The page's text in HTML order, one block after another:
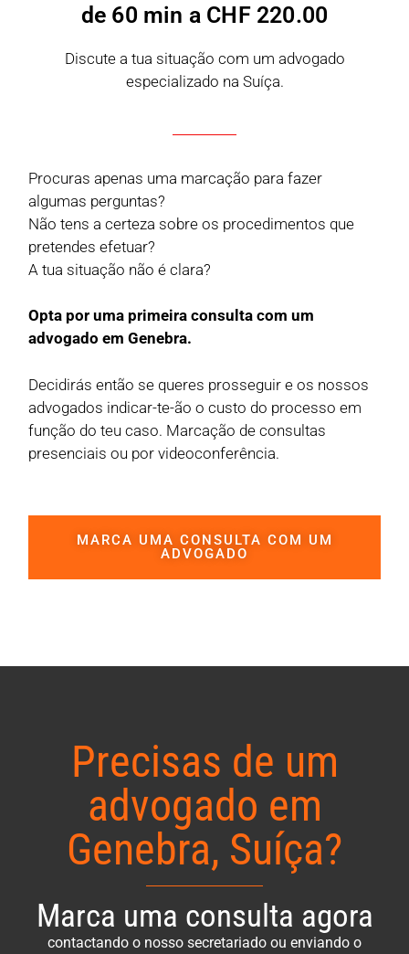
de 60 min a CHF 220.00
Discute a tua situação com um advogado
especializado na Suíça.
Procuras apenas uma marcação para fazer
algumas perguntas?
Não tens a certeza sobre os procedimentos que
pretendes efetuar?
A tua situação não é clara?
Opta por uma primeira consulta com um
advogado em Genebra.
Decidirás então se queres prosseguir e os nossos
advogados indicar-te-ão o custo do processo em
função do teu caso. Marcação de consultas
presenciais ou por videoconferência.
MARCA UMA CONSULTA COM UM
ADVOGADO
Precisas de um
advogado em
Genebra, Suíça?
Marca uma consulta agora
contactando o nosso secretariado ou enviando o